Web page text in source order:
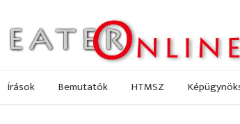
Írások Bemutatók HTMSZ